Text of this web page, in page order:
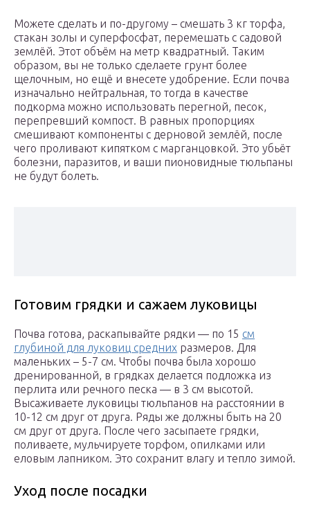
Можете сделать и по-другому – смешать 3 кг торфа,
стакан золы и суперфосфат, перемешать с садовой
землёй. Этот объём на метр квадратный. Таким
образом, вы не только сделаете грунт более
щелочным, но ещё и внесете удобрение. Если почва
изначально нейтральная, то тогда в качестве
подкорма можно использовать перегной, песок,
перепревший компост. В равных пропорциях
смешивают компоненты с дерновой землёй, после
чего проливают кипятком с марганцовкой. Это убьёт
болезни, паразитов, и ваши пионовидные тюльпаны
не будут болеть.
Готовим грядки и сажаем луковицы
Почва готова, раскапывайте рядки — по 15 см
глубиной для луковиц средних размеров. Для
маленьких – 5-7 см. Чтобы почва была хорошо
дренированной, в грядках делается подложка из
перлита или речного песка — в 3 см высотой.
Высаживаете луковицы тюльпанов на расстоянии в
10-12 см друг от друга. Ряды же должны быть на 20
см друг от друга. После чего засыпаете грядки,
поливаете, мульчируете торфом, опилками или
еловым лапником. Это сохранит влагу и тепло зимой.
Уход после посадки